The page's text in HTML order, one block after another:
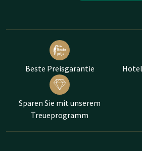
Beste Preisgarantie
Sparen Sie mit unserem
Treueprogramm